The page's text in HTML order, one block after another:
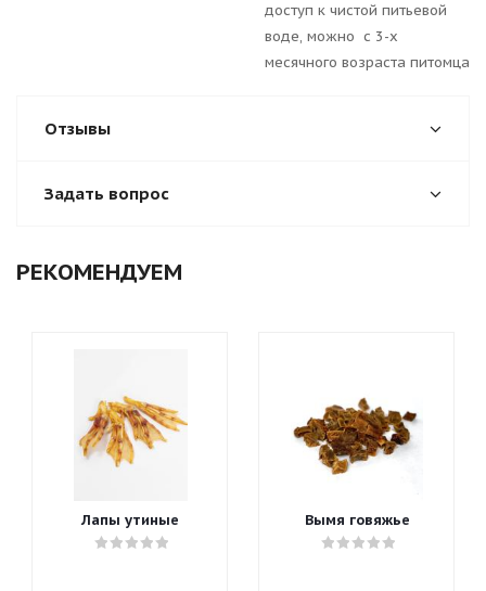
доступ к чистой питьевой
воде, можно с 3-х
месячного возраста питомца
Отзывы
Задать вопрос
РЕКОМЕНДУЕМ
Лапы утиные Вымя говяжье